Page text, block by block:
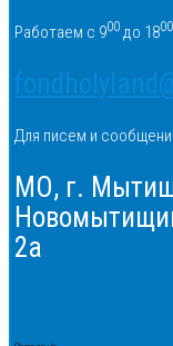
Работаем с 900 до 1800
Для писем и
МО, г.
2а